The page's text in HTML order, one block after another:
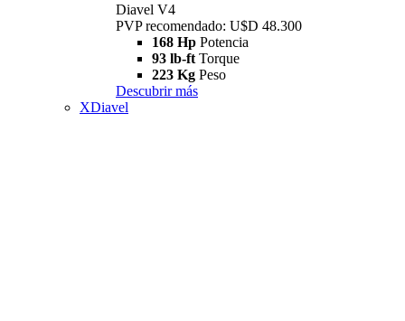
Diavel V4
PVP recomendado: U$D 48.300
168 Hp Potencia
93 lb-ft Torque
223 Kg Peso
Descubrir más
XDiavel